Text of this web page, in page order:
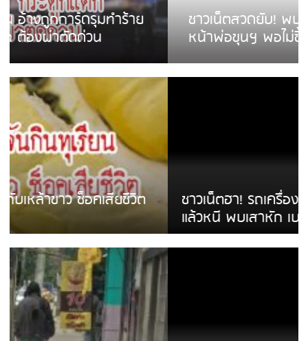
ชาวเน็ตสวดยับ! พบพม่าเร่ขายพวงมาลัย
หน้าพ่อขุนฯ พอไม่ซื้อเดินตาม
ชาวเน็ตฮา! รถเครื่องแม่สายชนป้ายร้านโลงศพ
แล้วหนี พบเสาหัก เบรคหัก หวิดได้ใช้บริการ